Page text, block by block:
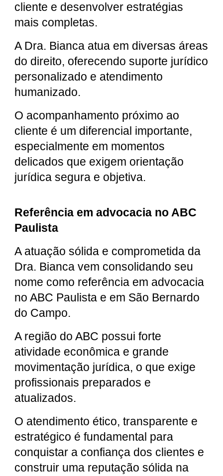
cliente e desenvolver estratégias
mais completas.
A Dra. Bianca atua em diversas áreas
do direito, oferecendo suporte jurídico
personalizado e atendimento
humanizado.
O acompanhamento próximo ao
cliente é um diferencial importante,
especialmente em momentos
delicados que exigem orientação
jurídica segura e objetiva.
Referência em advocacia no ABC
Paulista
A atuação sólida e comprometida da
Dra. Bianca vem consolidando seu
nome como referência em advocacia
no ABC Paulista e em São Bernardo
do Campo.
A região do ABC possui forte
atividade econômica e grande
movimentação jurídica, o que exige
profissionais preparados e
atualizados.
O atendimento ético, transparente e
estratégico é fundamental para
conquistar a confiança dos clientes e
construir uma reputação sólida na